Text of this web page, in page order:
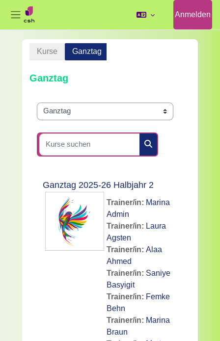
Website-Übersicht
Anmelden
Kurse Ganztag
Ganztag
Kursbereiche
Kurse suchen
Kurse suchen
Ganztag 2025-26 Halbjahr 2
Trainer/in: Marina
Admin
Trainer/in: Laura
Agsten
Trainer/in: Alaa
Ahmed
Trainer/in: Saniye
Basyigit
Trainer/in: Femke
Behn
Trainer/in: Marina
Braun